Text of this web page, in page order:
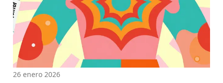
26 enero 2026